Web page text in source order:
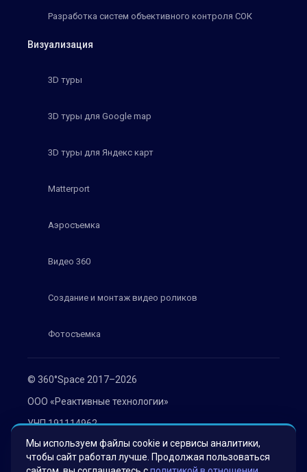
© 360°Space 2017–2026
ООО «Реактивные технологии»
УНП 191114962
г. Минск, ул. Мележа 1, офис 402
Политика конфиденциальности
Разработка систем объективного контроля СОК
Визуализация
3D туры
3D туры для Google map
3D туры для Яндекс карт
Matterport
Аэросъемка
Видео 360
Создание и монтаж видео роликов
Фотосъемка
Мы используем файлы cookie и сервисы аналитики,
чтобы сайт работал лучше. Продолжая пользоваться